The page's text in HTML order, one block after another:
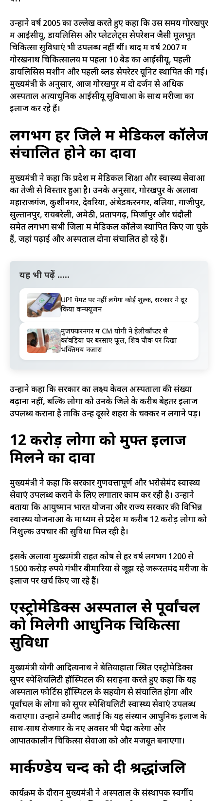
उन्होंने वर्ष 2005 का उल्लेख करते हुए कहा कि उस समय गोरखपुर
में आईसीयू, डायलिसिस और प्लेटलेट्स सेपरेशन जैसी मूलभूत
चिकित्सा सुविधाएं भी उपलब्ध नहीं थीं। बाद में वर्ष 2007 में
गोरखनाथ चिकित्सालय में पहला 10 बेड का आईसीयू, पहली
डायलिसिस मशीन और पहली ब्लड सेपरेटर यूनिट स्थापित की गई।
मुख्यमंत्री के अनुसार, आज गोरखपुर में दो दर्जन से अधिक
अस्पताल अत्याधुनिक आईसीयू सुविधाओं के साथ मरीजों का
इलाज कर रहे हैं।
लगभग हर जिले में मेडिकल कॉलेज
संचालित होने का दावा
मुख्यमंत्री ने कहा कि प्रदेश में मेडिकल शिक्षा और स्वास्थ्य सेवाओं
का तेजी से विस्तार हुआ है। उनके अनुसार, गोरखपुर के अलावा
महाराजगंज, कुशीनगर, देवरिया, अंबेडकरनगर, बलिया, गाजीपुर,
सुल्तानपुर, रायबरेली, अमेठी, प्रतापगढ़, मिर्जापुर और चंदौली
समेत लगभग सभी जिलों में मेडिकल कॉलेज स्थापित किए जा चुके
हैं, जहां पढ़ाई और अस्पताल दोनों संचालित हो रहे हैं।
यह भी पढ़ें .....
UPI पेमेंट पर नहीं लगेगा कोई शुल्क, सरकार ने दूर
किया कन्फ्यूजन
मुजफ्फरनगर में CM योगी ने हेलीकॉप्टर से
कांवड़ियों पर बरसाए फूल, शिव चौक पर दिखा
भक्तिमय नजारा
उन्होंने कहा कि सरकार का लक्ष्य केवल अस्पतालों की संख्या
बढ़ाना नहीं, बल्कि लोगों को उनके जिले के करीब बेहतर इलाज
उपलब्ध कराना है ताकि उन्हें दूसरे शहरों के चक्कर न लगाने पड़ें।
12 करोड़ लोगों को मुफ्त इलाज
मिलने का दावा
मुख्यमंत्री ने कहा कि सरकार गुणवत्तापूर्ण और भरोसेमंद स्वास्थ्य
सेवाएं उपलब्ध कराने के लिए लगातार काम कर रही है। उन्होंने
बताया कि आयुष्मान भारत योजना और राज्य सरकार की विभिन्न
स्वास्थ्य योजनाओं के माध्यम से प्रदेश में करीब 12 करोड़ लोगों को
निशुल्क उपचार की सुविधा मिल रही है।
इसके अलावा मुख्यमंत्री राहत कोष से हर वर्ष लगभग 1200 से
1500 करोड़ रुपये गंभीर बीमारियों से जूझ रहे जरूरतमंद मरीजों के
इलाज पर खर्च किए जा रहे हैं।
एस्ट्रोमेडिक्स अस्पताल से पूर्वांचल
को मिलेगी आधुनिक चिकित्सा
सुविधा
मुख्यमंत्री योगी आदित्यनाथ ने बेतियाहाता स्थित एस्ट्रोमेडिक्स
सुपर स्पेशियलिटी हॉस्पिटल की सराहना करते हुए कहा कि यह
अस्पताल फोर्टिस हॉस्पिटल के सहयोग से संचालित होगा और
पूर्वांचल के लोगों को सुपर स्पेशियलिटी स्वास्थ्य सेवाएं उपलब्ध
कराएगा। उन्होंने उम्मीद जताई कि यह संस्थान आधुनिक इलाज के
साथ-साथ रोजगार के नए अवसर भी पैदा करेगा और
आपातकालीन चिकित्सा सेवाओं को और मजबूत बनाएगा।
मार्कण्डेय चन्द को दी श्रद्धांजलि
कार्यक्रम के दौरान मुख्यमंत्री ने अस्पताल के संस्थापक स्वर्गीय